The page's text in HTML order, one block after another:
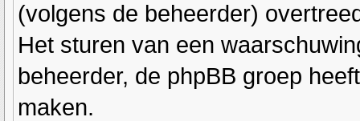
(volgens de beheerder)
Het sturen van een
beheerder, de phpBB groep
maken.